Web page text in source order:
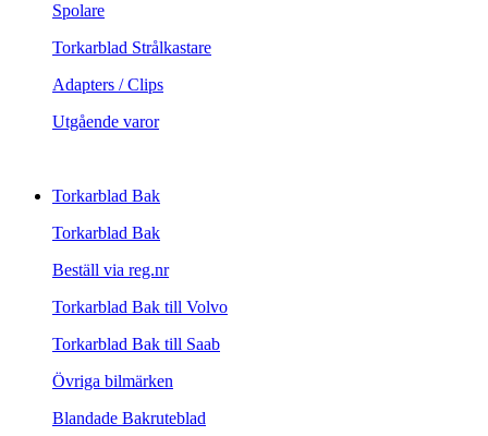
Spolare
Torkarblad Strålkastare
Adapters / Clips
Utgående varor
Torkarblad Bak
Torkarblad Bak
Beställ via reg.nr
Torkarblad Bak till Volvo
Torkarblad Bak till Saab
Övriga bilmärken
Blandade Bakruteblad